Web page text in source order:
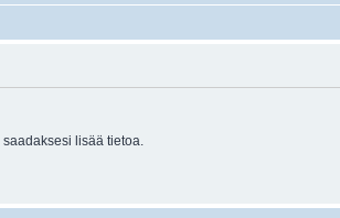
saadaksesi lisää tietoa.